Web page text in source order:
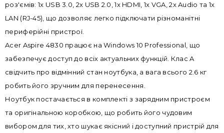
роз'ємів: 1x USB 3.0, 2x USB 2.0, 1x HDMI, 1x VGA, 2x Audio та 1x
LAN (RJ-45), що дозволяє легко підключати різноманітні
периферійні пристрої.
Acer Aspire 4830 працює на Windows 10 Professional, що
забезпечує доступ до всіх актуальних функцій. Клас A
свідчить про відмінний стан ноутбука, а вага всього 2.6 кг
робить його зручним для перенесення.
Ноутбук постачається в комплекті з зарядним пристроєм
та оригінальною коробкою, що робить його чудовим
вибором для тих, хто шукає якісний і доступний пристрій для